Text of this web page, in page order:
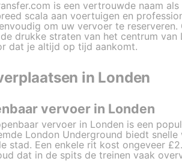
is een vertrouwde naam
scala aan voertuigen en
om uw vervoer te
drukke straten van het centrum
dat je altijd op tijd aankomt.
in Londen
vervoer in Londen
vervoer in Londen is een
London Underground biedt
stad. Een enkele rit kost ongeveer
dat in de spits de treinen vaak